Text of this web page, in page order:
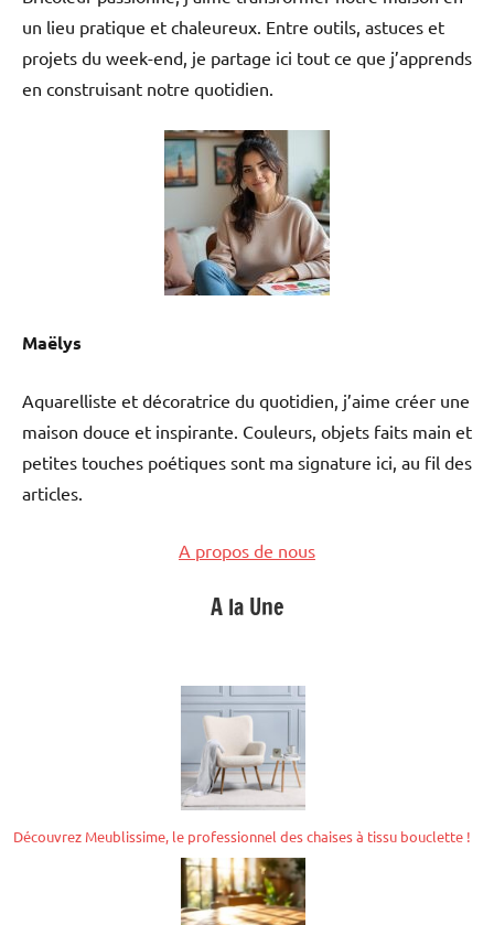
un lieu pratique et chaleureux. Entre outils, astuces et
projets du week-end, je partage ici tout ce que j’apprends
en construisant notre quotidien.
Maëlys
Aquarelliste et décoratrice du quotidien, j’aime créer une
maison douce et inspirante. Couleurs, objets faits main et
petites touches poétiques sont ma signature ici, au fil des
articles.
A propos de nous
A la Une
Découvrez Meublissime, le professionnel des chaises à tissu bouclette !